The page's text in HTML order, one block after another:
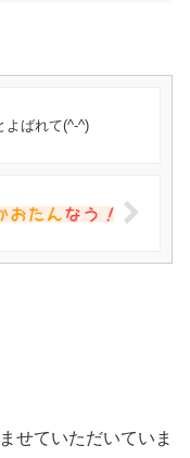
よばれて(^-^)
せていただいていま